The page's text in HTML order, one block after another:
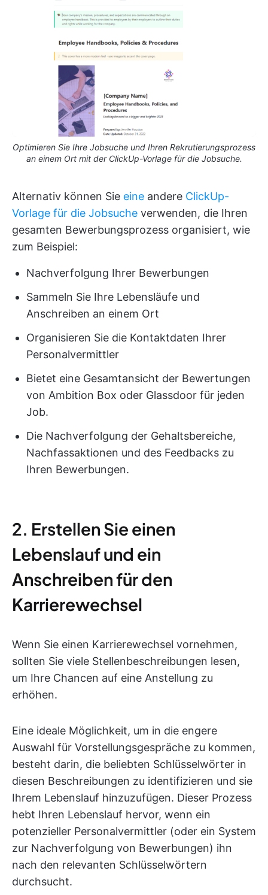
Optimieren Sie Ihre Jobsuche und Ihren Rekrutierungsprozess
an einem Ort mit der ClickUp-Vorlage für die Jobsuche.
Alternativ können Sie eine andere ClickUp-
Vorlage für die Jobsuche verwenden, die Ihren
gesamten Bewerbungsprozess organisiert, wie
zum Beispiel:
Nachverfolgung Ihrer Bewerbungen
Sammeln Sie Ihre Lebensläufe und
Anschreiben an einem Ort
Organisieren Sie die Kontaktdaten Ihrer
Personalvermittler
Bietet eine Gesamtansicht der Bewertungen
von Ambition Box oder Glassdoor für jeden
Job.
Die Nachverfolgung der Gehaltsbereiche,
Nachfassaktionen und des Feedbacks zu
Ihren Bewerbungen.
2. Erstellen Sie einen
Lebenslauf und ein
Anschreiben für den
Karrierewechsel
Wenn Sie einen Karrierewechsel vornehmen,
sollten Sie viele Stellenbeschreibungen lesen,
um Ihre Chancen auf eine Anstellung zu
erhöhen.
Eine ideale Möglichkeit, um in die engere
Auswahl für Vorstellungsgespräche zu kommen,
besteht darin, die beliebten Schlüsselwörter in
diesen Beschreibungen zu identifizieren und sie
Ihrem Lebenslauf hinzuzufügen. Dieser Prozess
hebt Ihren Lebenslauf hervor, wenn ein
potenzieller Personalvermittler (oder ein System
zur Nachverfolgung von Bewerbungen) ihn
nach den relevanten Schlüsselwörtern
durchsucht.